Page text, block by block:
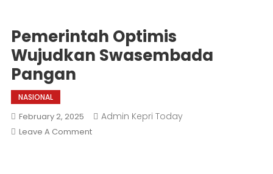
Pemerintah Optimis
Wujudkan Swasembada
Pangan
NASIONAL
February 2, 2025 Admin Kepri Today
Leave A CommentOn